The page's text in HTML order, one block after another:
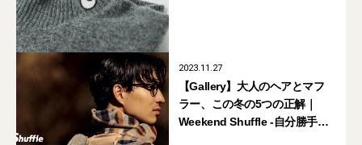
2023.11.27
【Gallery】大人のヘアとマフ
ラー、この冬の5つの正解｜
Weekend Shuffle -自分勝手な